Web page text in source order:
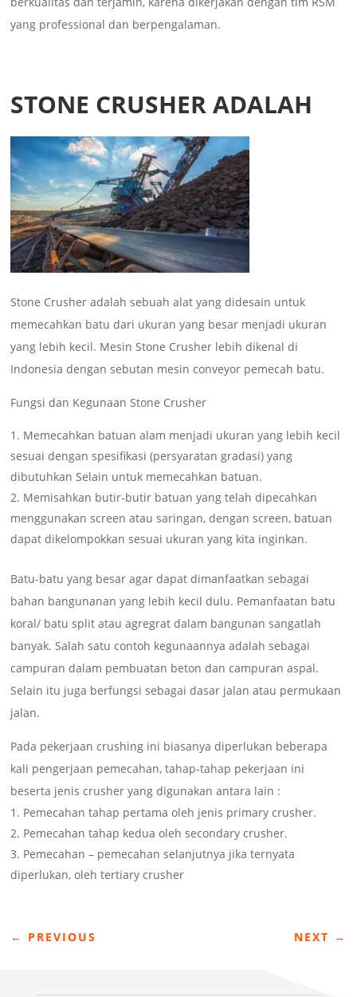
yang professional dan berpengalaman.
STONE CRUSHER ADALAH
Stone Crusher adalah sebuah alat yang didesain untuk
memecahkan batu dari ukuran yang besar menjadi ukuran
yang lebih kecil. Mesin Stone Crusher lebih dikenal di
Indonesia dengan sebutan mesin conveyor pemecah batu.
Fungsi dan Kegunaan Stone Crusher
Memecahkan batuan alam menjadi ukuran yang lebih kecil
sesuai dengan spesifikasi (persyaratan gradasi) yang
dibutuhkan Selain untuk memecahkan batuan.
Memisahkan butir-butir batuan yang telah dipecahkan
menggunakan screen atau saringan, dengan screen, batuan
dapat dikelompokkan sesuai ukuran yang kita inginkan.
Batu-batu yang besar agar dapat dimanfaatkan sebagai
bahan bangunanan yang lebih kecil dulu. Pemanfaatan batu
koral/ batu split atau agregrat dalam bangunan sangatlah
banyak. Salah satu contoh kegunaannya adalah sebagai
campuran dalam pembuatan beton dan campuran aspal.
Selain itu juga berfungsi sebagai dasar jalan atau permukaan
jalan.
Pada pekerjaan crushing ini biasanya diperlukan beberapa
kali pengerjaan pemecahan, tahap-tahap pekerjaan ini
beserta jenis crusher yang digunakan antara lain :
Pemecahan tahap pertama oleh jenis primary crusher.
Pemecahan tahap kedua oleh secondary crusher.
Pemecahan – pemecahan selanjutnya jika ternyata
diperlukan, oleh tertiary crusher
← PREVIOUS NEXT →